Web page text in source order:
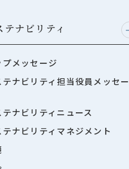
テナビリティ
プメッセージ
テナビリティ担当役員メッセー
ナビリティニュース
テナビリティマネジメント